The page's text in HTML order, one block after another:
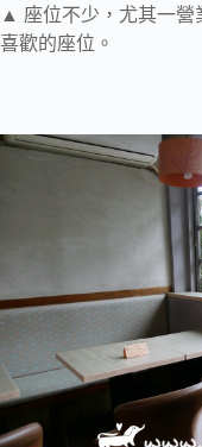
▲ 座位不少，尤其一營
喜歡的座位。